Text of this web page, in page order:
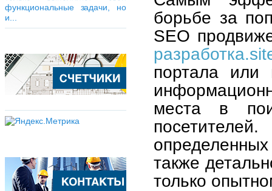
функциональные задачи, но
и...
борьбе за
SEO
портала или
места в
также
только